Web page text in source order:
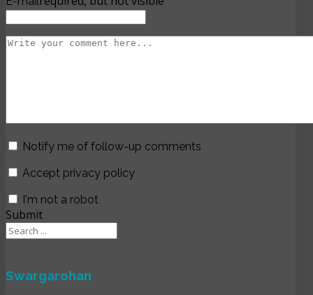
Notify me of follow-up comments
Accept privacy policy
I'm not a robot
Submit
Swargarohan